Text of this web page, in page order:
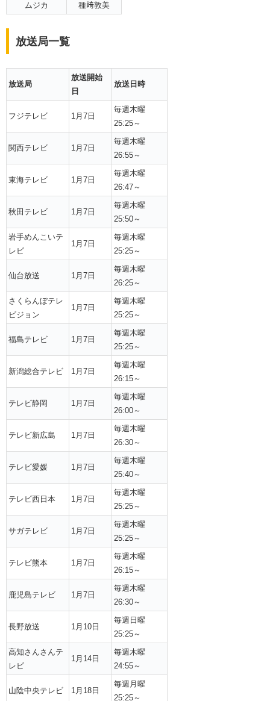
ムジカ
種﨑敦美
放送局一覧
放送局
放送開始
日
放送日時
フジテレビ 1月7日
毎週木曜
25:25～
関西テレビ 1月7日
毎週木曜
26:55～
東海テレビ 1月7日
毎週木曜
26:47～
秋田テレビ 1月7日
毎週木曜
25:50～
岩手めんこいテ
レビ
1月7日
毎週木曜
25:25～
仙台放送 1月7日
毎週木曜
26:25～
さくらんぼテレ
ビジョン
1月7日
毎週木曜
25:25～
福島テレビ 1月7日
毎週木曜
25:25～
新潟総合テレビ 1月7日
毎週木曜
26:15～
テレビ静岡 1月7日
毎週木曜
26:00～
テレビ新広島 1月7日
毎週木曜
26:30～
テレビ愛媛 1月7日
毎週木曜
25:40～
テレビ西日本 1月7日
毎週木曜
25:25～
サガテレビ 1月7日
毎週木曜
25:25～
テレビ熊本 1月7日
毎週木曜
26:15～
鹿児島テレビ 1月7日
毎週木曜
26:30～
長野放送 1月10日
毎週日曜
25:25～
高知さんさんテ
レビ
1月14日
毎週木曜
24:55～
山陰中央テレビ 1月18日
毎週月曜
25:25～